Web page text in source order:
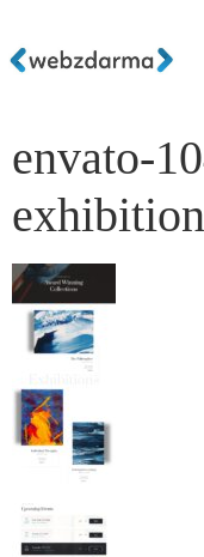
envato-